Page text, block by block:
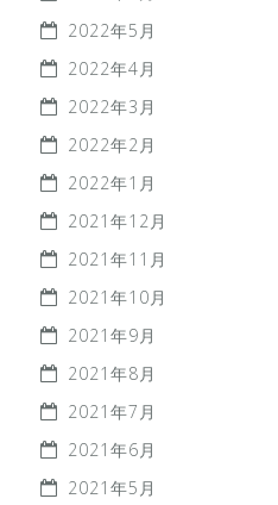
2022年5月
2022年4月
2022年3月
2022年2月
2022年1月
2021年12月
2021年11月
2021年10月
2021年9月
2021年8月
2021年7月
2021年6月
2021年5月